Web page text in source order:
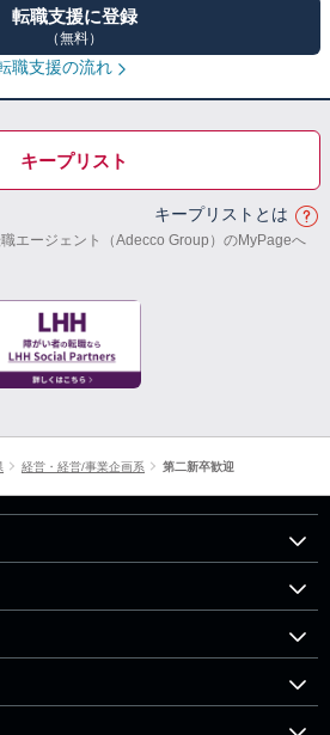
転職支援に登録
（無料）
職支援の流れ
キープリスト
キープリストとは
エージェント（Adecco Group）のMyPageへ
経営・経営/事業企画系 第二新卒歓迎